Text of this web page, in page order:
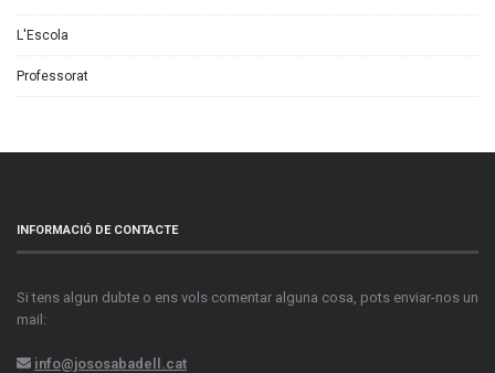
L'Escola
Professorat
INFORMACIÓ DE CONTACTE
Si tens algun dubte o ens vols comentar alguna cosa, pots enviar-nos un
mail:
info@jososabadell.cat